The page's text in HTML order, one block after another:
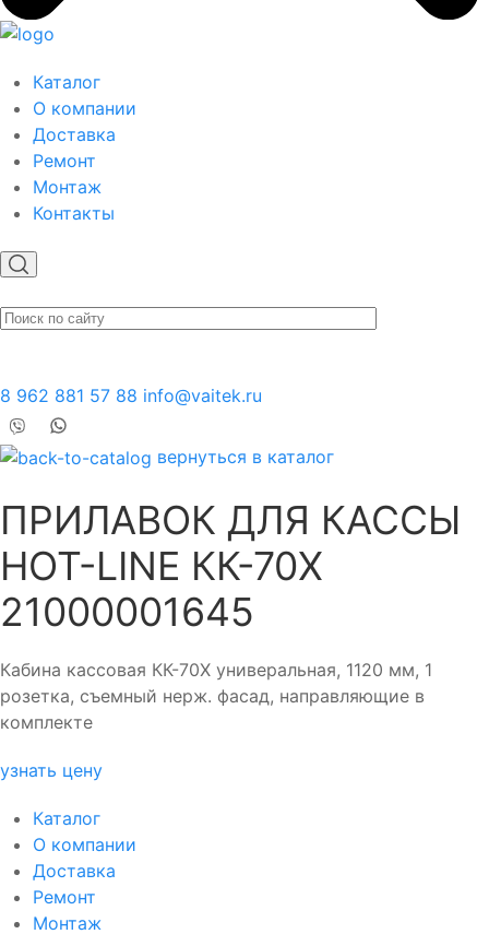
Каталог
О компании
Доставка
Ремонт
Монтаж
Контакты
8 962 881 57 88 info@vaitek.ru
вернуться в каталог
ПРИЛАВОК ДЛЯ КАССЫ
HOT-LINE КК-70Х
21000001645
Кабина кассовая КК-70Х универальная, 1120 мм, 1
розетка, съемный нерж. фасад, направляющие в
комплекте
узнать цену
Каталог
О компании
Доставка
Ремонт
Монтаж